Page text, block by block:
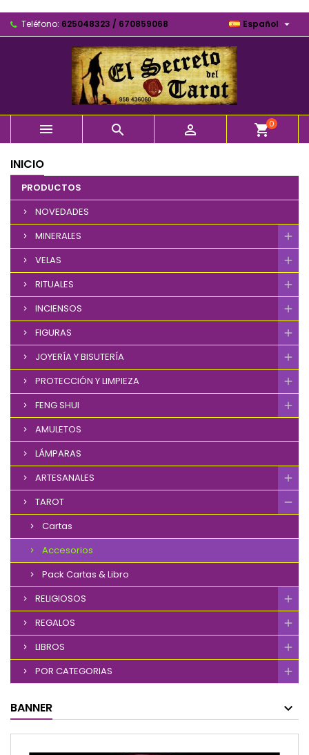
Teléfono: 625048323 / 670859068 Español 
   shopping_cart0
INICIO
PRODUCTOS
NOVEDADES
MINERALES
VELAS
RITUALES
INCIENSOS
FIGURAS
JOYERÍA Y BISUTERÍA
PROTECCIÓN Y LIMPIEZA
FENG SHUI
AMULETOS
LÁMPARAS
ARTESANALES
TAROT
Cartas
Accesorios
Pack Cartas & Libro
RELIGIOSOS
REGALOS
LIBROS
POR CATEGORIAS
BANNER